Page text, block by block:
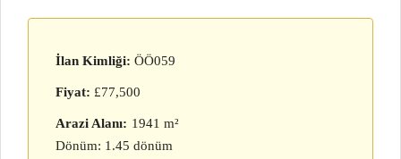
İlan Kimliği: ÖÖ059
Fiyat: £77,500
Arazi Alanı: 1941 m²
Dönüm: 1.45 dönüm